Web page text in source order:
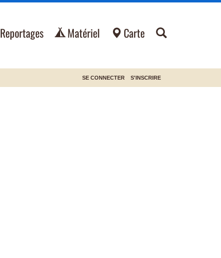
Reportages Matériel Carte
SE CONNECTER S'INSCRIRE